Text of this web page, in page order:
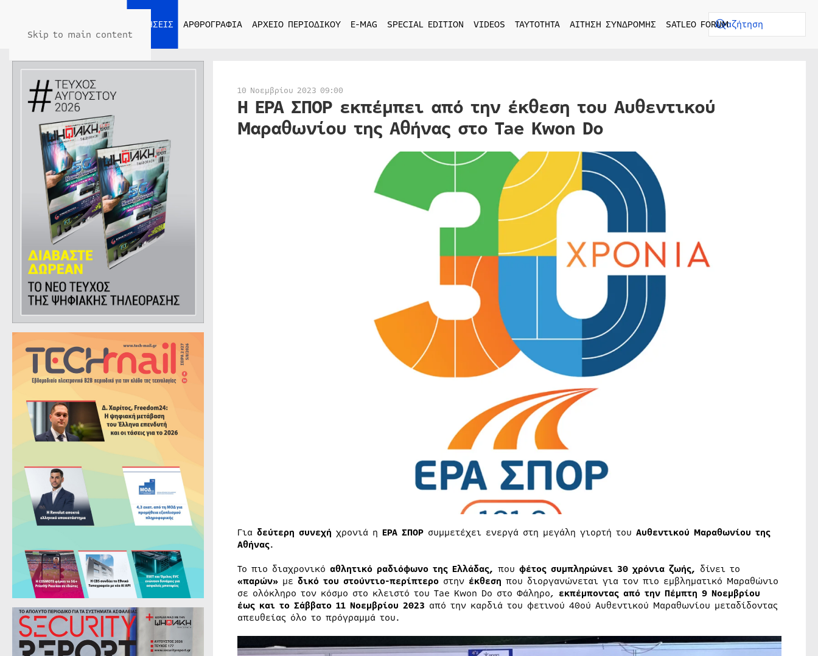
Skip to main content
ΕΙΔΗΣΕΙΣ ΑΡΘΡΟΓΡΑΦΙΑ ΑΡΧΕΙΟ ΠΕΡΙΟΔΙΚΟΥ E-MAG SPECIAL EDITION VIDEOS ΤΑΥΤΟΤΗΤΑ ΑΙΤΗΣΗ ΣΥΝΔΡΟΜΗΣ SATLEO FORUM
10 Νοεμβρίου 2023 09:00
Η ΕΡΑ ΣΠΟΡ εκπέμπει από την έκθεση του Αυθεντικού
Μαραθωνίου της Αθήνας στο Tae Kwon Do
Για δεύτερη συνεχή χρονιά η ΕΡΑ ΣΠΟΡσυμμετέχει ενεργά στη μεγάλη γιορτή του Αυθεντικού Μαραθωνίου της
Αθήνας.
Το πιο διαχρονικό αθλητικό ραδιόφωνο της Ελλάδας, που φέτος συμπληρώνει 30 χρόνια ζωής, δίνει το
«παρών»με δικό του στούντιο-περίπτεροστην έκθεση που διοργανώνεται για τον πιο εμβληματικό Μαραθώνιο
σε ολόκληρο τον κόσμο στο κλειστό του Tae Kwon Do στο Φάληρο, εκπέμποντας από την Πέμπτη 9 Νοεμβρίου
έως και το Σάββατο 11 Νοεμβρίου 2023 από την καρδιά του φετινού 40ού Αυθεντικού Μαραθωνίου μεταδίδοντας
απευθείας όλο το πρόγραμμά του.